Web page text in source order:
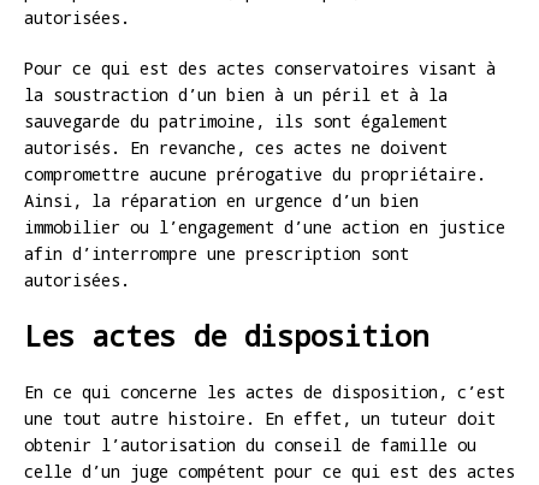
autorisées.
Pour ce qui est des actes conservatoires visant à
la soustraction d’un bien à un péril et à la
sauvegarde du patrimoine, ils sont également
autorisés. En revanche, ces actes ne doivent
compromettre aucune prérogative du propriétaire.
Ainsi, la réparation en urgence d’un bien
immobilier ou l’engagement d’une action en justice
afin d’interrompre une prescription sont
autorisées.
Les actes de disposition
En ce qui concerne les actes de disposition, c’est
une tout autre histoire. En effet, un tuteur doit
obtenir l’autorisation du conseil de famille ou
celle d’un juge compétent pour ce qui est des actes